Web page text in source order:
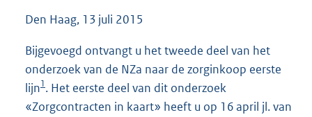
Den Haag, 13 juli 2015
Bijgevoegd ontvangt u het tweede deel van het
onderzoek van de NZa naar de zorginkoop eerste
lijn1. Het eerste deel van dit onderzoek
«Zorgcontracten in kaart» heeft u op 16 april jl. van